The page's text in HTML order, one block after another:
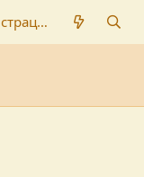
Регистрация